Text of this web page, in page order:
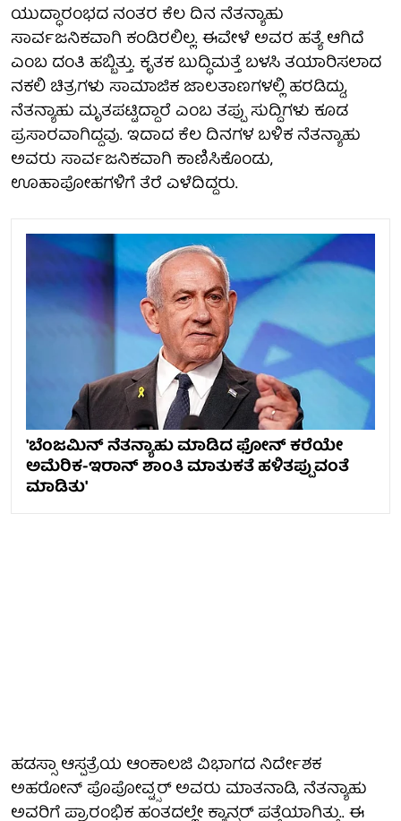
ಯುದ್ಧಾರಂಭದ ನಂತರ ಕೆಲ ದಿನ ನೆತನ್ಯಾಹು
ಸಾರ್ವಜನಿಕವಾಗಿ ಕಂಡಿರಲಿಲ್ಲ. ಈವೇಳೆ ಅವರ ಹತ್ಯೆ ಆಗಿದೆ
ಎಂಬ ದಂತಿ ಹಬ್ಬಿತ್ತು. ಕೃತಕ ಬುದ್ಧಿಮತ್ತೆ ಬಳಸಿ ತಯಾರಿಸಲಾದ
ನಕಲಿ ಚಿತ್ರಗಳು ಸಾಮಾಜಿಕ ಜಾಲತಾಣಗಳಲ್ಲಿ ಹರಡಿದ್ದು,
ನೆತನ್ಯಾಹು ಮೃತಪಟ್ಟಿದ್ದಾರೆ ಎಂಬ ತಪ್ಪು ಸುದ್ದಿಗಳು ಕೂಡ
ಪ್ರಸಾರವಾಗಿದ್ದವು. ಇದಾದ ಕೆಲ ದಿನಗಳ ಬಳಿಕ ನೆತನ್ಯಾಹು
ಅವರು ಸಾರ್ವಜನಿಕವಾಗಿ ಕಾಣಿಸಿಕೊಂಡು,
ಊಹಾಪೋಹಗಳಿಗೆ ತೆರೆ ಎಳೆದಿದ್ದರು.
'ಬೆಂಜಮಿನ್ ನೆತನ್ಯಾಹು ಮಾಡಿದ ಫೋನ್ ಕರೆಯೇ
ಅಮೆರಿಕ-ಇರಾನ್ ಶಾಂತಿ ಮಾತುಕತೆ ಹಳಿತಪ್ಪುವಂತೆ
ಮಾಡಿತು'
ಹಡಸ್ಸಾ ಆಸ್ಪತ್ರೆಯ ಆಂಕಾಲಜಿ ವಿಭಾಗದ ನಿರ್ದೇಶಕ
ಅಹರೋನ್ ಪೊಪೋವ್ಟ್ಸರ್ ಅವರು ಮಾತನಾಡಿ, ನೆತನ್ಯಾಹು
ಅವರಿಗೆ ಪ್ರಾರಂಭಿಕ ಹಂತದಲ್ಲೇ ಕ್ಯಾನ್ಸರ್ ಪತ್ತೆಯಾಗಿತ್ತು.. ಈ